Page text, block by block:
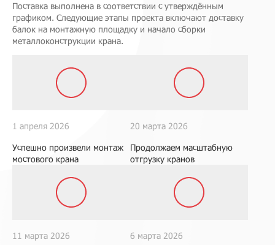
Поставка выполнена в соответствии с утверждённым
графиком. Следующие этапы проекта включают доставку
балок на монтажную площадку и начало сборки
металлоконструкции крана.
1 апреля 2026
Успешно произвели монтаж
мостового крана
20 марта 2026
Продолжаем масштабную
отгрузку кранов
11 марта 2026 6 марта 2026